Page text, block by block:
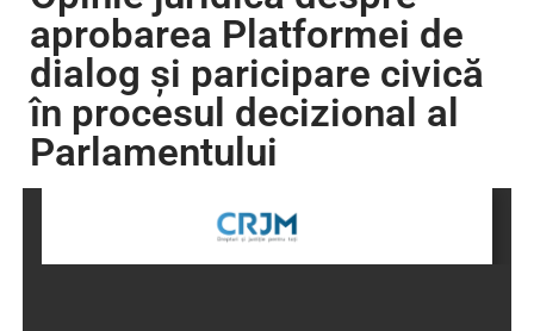
aprobarea Platformei de
dialog și paricipare civică
în procesul decizional al
Parlamentului